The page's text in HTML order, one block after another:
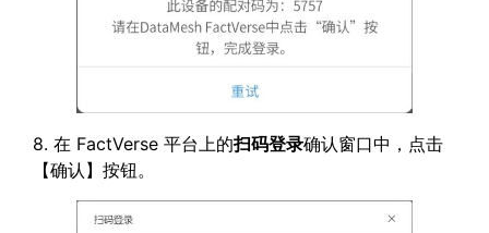
8. 在 FactVerse 平台上的扫码登录确认窗口中，点击
【确认】按钮。